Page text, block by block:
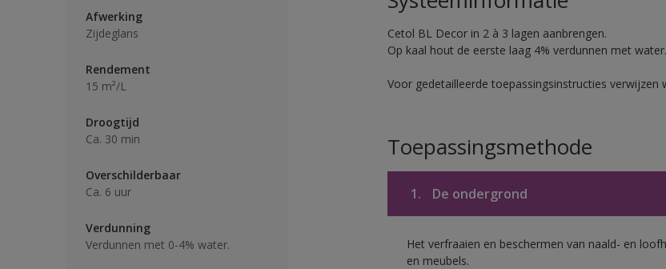
Afwerking
Zijdeglans
Rendement
15 m²/L
Droogtijd
Ca. 30 min
Overschilderbaar
Ca. 6 uur
Verdunning
Verdunnen met 0-4% water.
Cetol BL Decor in 2 à 3 lagen aanbrengen.
Op kaal hout de eerste laag 4% verdunnen met water.
Voor gedetailleerde toepassingsinstructies
Toepassingsmethode
1. De ondergrond
Het verfraaien en beschermen van naald- en
en meubels.